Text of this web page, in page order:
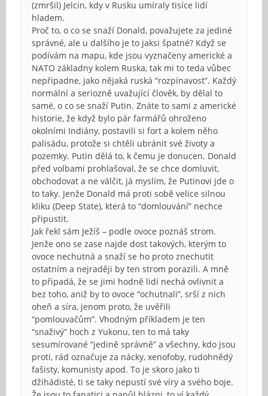
(zmršil) Jelcin, kdy v Rusku umíraly tisíce lidí
hladem.
Proč to, o co se snaží Donald, považujete za jediné
správné, ale u dalšího je to jaksi špatné? Když se
podívám na mapu, kde jsou vyznačeny americké a
NATO základny kolem Ruska, tak mi to teda vůbec
nepřipadne, jako nějaká ruská “rozpínavost”. Každý
normální a seriozně uvažující člověk, by dělal to
samé, o co se snaží Putin. Znáte to sami z americké
historie, že když bylo pár farmářů ohroženo
okolními Indiány, postavili si fort a kolem něho
palisádu, protože si chtěli ubránit své životy a
pozemky. Putin dělá to, k čemu je donucen. Donald
před volbami prohlašoval, že se chce domluvit,
obchodovat a ne válčit, já myslím, že Putinovi jde o
to taky. Jenže Donald má proti sobě velice silnou
kliku (Deep State), která to “domlouvání” nechce
připustit.
Jak řekl sám Ježíš – podle ovoce poznáš strom.
Jenže ono se zase najde dost takových, kterým to
ovoce nechutná a snaží se ho proto znechutit
ostatním a nejraději by ten strom porazili. A mně
to připadá, že se jimi hodně lidí nechá ovlivnit a
bez toho, aniž by to ovoce “ochutnali”, srší z nich
oheň a síra, jenom proto, že uvěřili
“pomlouvačům”. Vhodným příkladem je ten
“snaživý” hoch z Yukonu, ten to má taky
sesumírované “jedině správně” a všechny, kdo jsou
proti, rád označuje za nácky, xenofoby, rudohnědý
fašisty, komunisty apod. To je skoro jako ti
džihádisté, ti se taky nepustí své víry a svého boje.